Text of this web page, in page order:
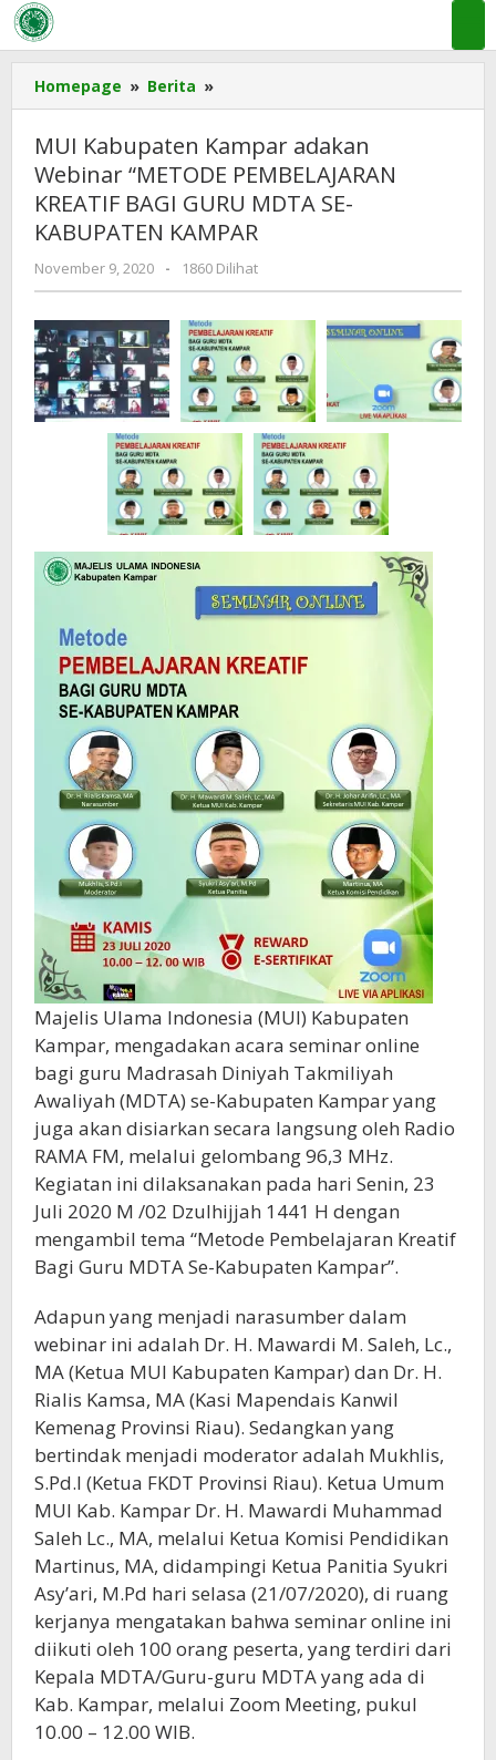
Lewati
ke
konten
Homepage » Berita »
Kabupaten
adakan
Webinar
"METODE
PEMBELAJARAN
KREATIF
BAGI
GURU
MDTA
SE-
KABUPATEN
KAMPAR
MUI Kabupaten Kampar adakan
Webinar “METODE PEMBELAJARAN
KREATIF BAGI GURU MDTA SE-
KABUPATEN KAMPAR
November 9, 2020
oleh
admin
kampar
- 1860 Dilihat
Majelis Ulama Indonesia (MUI) Kabupaten
Kampar, mengadakan acara seminar online
bagi guru Madrasah Diniyah Takmiliyah
Awaliyah (MDTA) se-Kabupaten Kampar yang
juga akan disiarkan secara langsung oleh Radio
RAMA FM, melalui gelombang 96,3 MHz.
Kegiatan ini dilaksanakan pada hari Senin, 23
Juli 2020 M /02 Dzulhijjah 1441 H dengan
mengambil tema “Metode Pembelajaran Kreatif
Bagi Guru MDTA Se-Kabupaten Kampar”.
Adapun yang menjadi narasumber dalam
webinar ini adalah Dr. H. Mawardi M. Saleh, Lc.,
MA (Ketua MUI Kabupaten Kampar) dan Dr. H.
Rialis Kamsa, MA (Kasi Mapendais Kanwil
Kemenag Provinsi Riau). Sedangkan yang
bertindak menjadi moderator adalah Mukhlis,
S.Pd.I (Ketua FKDT Provinsi Riau). Ketua Umum
MUI Kab. Kampar Dr. H. Mawardi Muhammad
Saleh Lc., MA, melalui Ketua Komisi Pendidikan
Martinus, MA, didampingi Ketua Panitia Syukri
Asy’ari, M.Pd hari selasa (21/07/2020), di ruang
kerjanya mengatakan bahwa seminar online ini
diikuti oleh 100 orang peserta, yang terdiri dari
Kepala MDTA/Guru-guru MDTA yang ada di
Kab. Kampar, melalui Zoom Meeting, pukul
10.00 – 12.00 WIB.